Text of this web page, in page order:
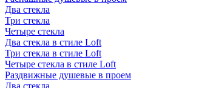
Два стекла
Три стекла
Четыре стекла
Два стекла в стиле Loft
Три стекла в стиле Loft
Четыре стекла в стиле Loft
Раздвижные душевые в проем
Два стекла